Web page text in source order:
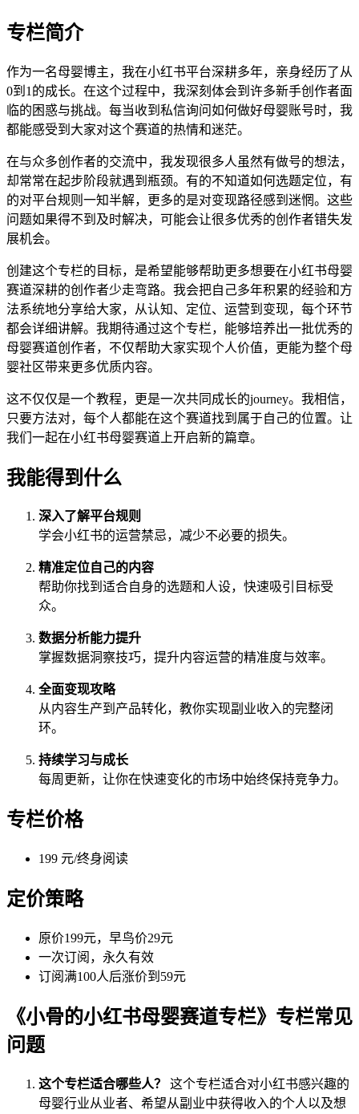
专栏简介
作为一名母婴博主，我在小红书平台深耕多年，亲身经历了从
0到1的成长。在这个过程中，我深刻体会到许多新手创作者面
临的困惑与挑战。每当收到私信询问如何做好母婴账号时，我
都能感受到大家对这个赛道的热情和迷茫。
在与众多创作者的交流中，我发现很多人虽然有做号的想法，
却常常在起步阶段就遇到瓶颈。有的不知道如何选题定位，有
的对平台规则一知半解，更多的是对变现路径感到迷惘。这些
问题如果得不到及时解决，可能会让很多优秀的创作者错失发
展机会。
创建这个专栏的目标，是希望能够帮助更多想要在小红书母婴
赛道深耕的创作者少走弯路。我会把自己多年积累的经验和方
法系统地分享给大家，从认知、定位、运营到变现，每个环节
都会详细讲解。我期待通过这个专栏，能够培养出一批优秀的
母婴赛道创作者，不仅帮助大家实现个人价值，更能为整个母
婴社区带来更多优质内容。
这不仅仅是一个教程，更是一次共同成长的journey。我相信，
只要方法对，每个人都能在这个赛道找到属于自己的位置。让
我们一起在小红书母婴赛道上开启新的篇章。
我能得到什么
深入了解平台规则
学会小红书的运营禁忌，减少不必要的损失。
精准定位自己的内容
帮助你找到适合自身的选题和人设，快速吸引目标受
众。
数据分析能力提升
掌握数据洞察技巧，提升内容运营的精准度与效率。
全面变现攻略
从内容生产到产品转化，教你实现副业收入的完整闭
环。
持续学习与成长
每周更新，让你在快速变化的市场中始终保持竞争力。
专栏价格
199 元/终身阅读
定价策略
原价199元，早鸟价29元
一次订阅，永久有效
订阅满100人后涨价到59元
《小骨的小红书母婴赛道专栏》专栏常见
问题
这个专栏适合哪些人？
这个专栏适合对小红书感兴趣的
母婴行业从业者、希望从副业中获得收入的个人以及想